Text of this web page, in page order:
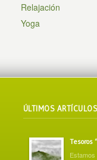
Relajación
Yoga
ÚLTIMOS ARTÍCULOS
Tesoros
Estamos